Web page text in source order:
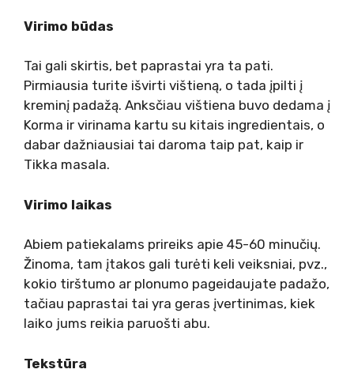
Virimo būdas
Tai gali skirtis, bet paprastai yra ta pati.
Pirmiausia turite išvirti vištieną, o tada įpilti į
kreminį padažą. Anksčiau vištiena buvo dedama į
Korma ir virinama kartu su kitais ingredientais, o
dabar dažniausiai tai daroma taip pat, kaip ir
Tikka masala.
Virimo laikas
Abiem patiekalams prireiks apie 45-60 minučių.
Žinoma, tam įtakos gali turėti keli veiksniai, pvz.,
kokio tirštumo ar plonumo pageidaujate padažo,
tačiau paprastai tai yra geras įvertinimas, kiek
laiko jums reikia paruošti abu.
Tekstūra